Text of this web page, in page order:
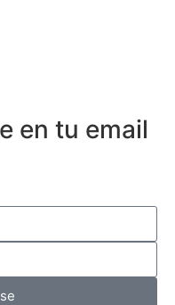
en tu email